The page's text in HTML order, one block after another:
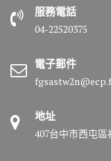
服務電話
04-22520375
電子郵件
地址
407台中市西屯區